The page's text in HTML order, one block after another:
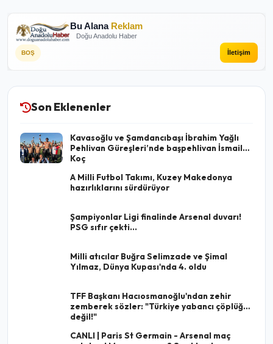
Bu Alana Reklam
Doğu Anadolu Haber
BOŞ İletişim
Son Eklenenler
Kavasoğlu ve Şamdancıbaşı İbrahim Yağlı
Pehlivan Güreşleri’nde başpehlivan İsmail
Koç
A Milli Futbol Takımı, Kuzey Makedonya
hazırlıklarını sürdürüyor
Şampiyonlar Ligi finalinde Arsenal duvarı!
PSG sıfır çekti...
Milli atıcılar Buğra Selimzade ve Şimal
Yılmaz, Dünya Kupası'nda 4. oldu
TFF Başkanı Hacıosmanoğlu'ndan zehir
zemberek sözler: "Türkiye yabancı çöplüğü
değil!"
CANLI | Paris St Germain - Arsenal maç